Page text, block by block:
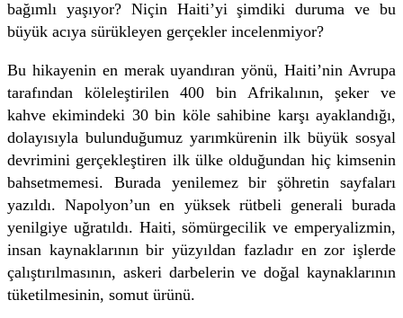
bağımlı yaşıyor? Niçin Haiti’yi şimdiki duruma ve bu
büyük acıya sürükleyen gerçekler incelenmiyor?
Bu hikayenin en merak uyandıran yönü, Haiti’nin Avrupa
tarafından köleleştirilen 400 bin Afrikalının, şeker ve
kahve ekimindeki 30 bin köle sahibine karşı ayaklandığı,
dolayısıyla bulunduğumuz yarımkürenin ilk büyük sosyal
devrimini gerçekleştiren ilk ülke olduğundan hiç kimsenin
bahsetmemesi. Burada yenilemez bir şöhretin sayfaları
yazıldı. Napolyon’un en yüksek rütbeli generali burada
yenilgiye uğratıldı. Haiti, sömürgecilik ve emperyalizmin,
insan kaynaklarının bir yüzyıldan fazladır en zor işlerde
çalıştırılmasının, askeri darbelerin ve doğal kaynaklarının
tüketilmesinin, somut ürünü.